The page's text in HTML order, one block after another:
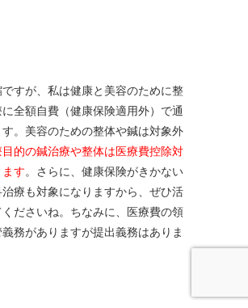
すが、私は健康と美容のために整
全額自費（健康保険適用外）で通
す。美容のための整体や鍼は対象外
目的の鍼治療や整体は医療費控除対
す。さらに、健康保険がきかない
治療も対象になりますから、ぜひ活
くださいね。ちなみに、医療費の領
務がありますが提出義務はありま